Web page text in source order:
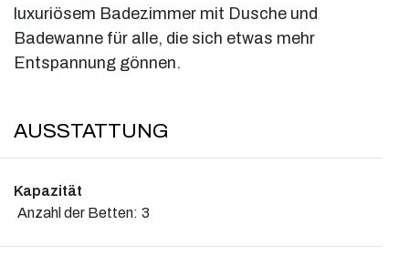
luxuriösem Badezimmer mit Dusche und
Badewanne für alle, die sich etwas mehr
Entspannung gönnen.
AUSSTATTUNG
Kapazität
Anzahl der Betten: 3